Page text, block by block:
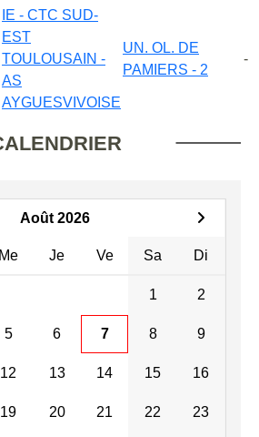
IE - CTC SUD-
EST
TOULOUSAIN -
AS
AYGUESVIVOISE
UN. OL. DE
PAMIERS - 2
-
Août 2026
Me Je Ve Sa Di
1 2
5 6 7 8 9
12 13 14 15 16
19 20 21 22 23